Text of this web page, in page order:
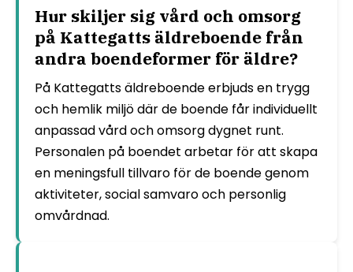
Hur skiljer sig vård och omsorg
på Kattegatts äldreboende från
andra boendeformer för äldre?
På Kattegatts äldreboende erbjuds en trygg
och hemlik miljö där de boende får individuellt
anpassad vård och omsorg dygnet runt.
Personalen på boendet arbetar för att skapa
en meningsfull tillvaro för de boende genom
aktiviteter, social samvaro och personlig
omvårdnad.